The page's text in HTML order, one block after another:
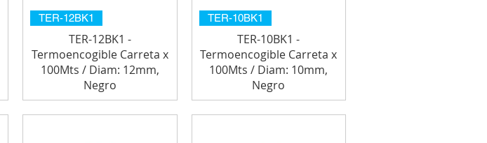
TER-12BK1
TER-12BK1 -
Termoencogible Carreta x
100Mts / Diam: 12mm,
Negro
TER-10BK1
TER-10BK1 -
Termoencogible Carreta x
100Mts / Diam: 10mm,
Negro